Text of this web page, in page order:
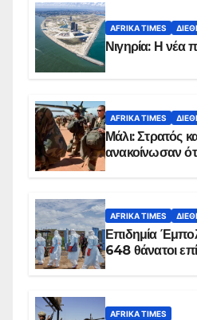
AFRIKA TIMES
Νιγηρία: Η νέα
AFRIKA TIMES
Μάλι: Στρατός
ανακοίνωσαν
AFRIKA TIMES
Επιδημία
648 θάνατοι
AFRIKA TIMES